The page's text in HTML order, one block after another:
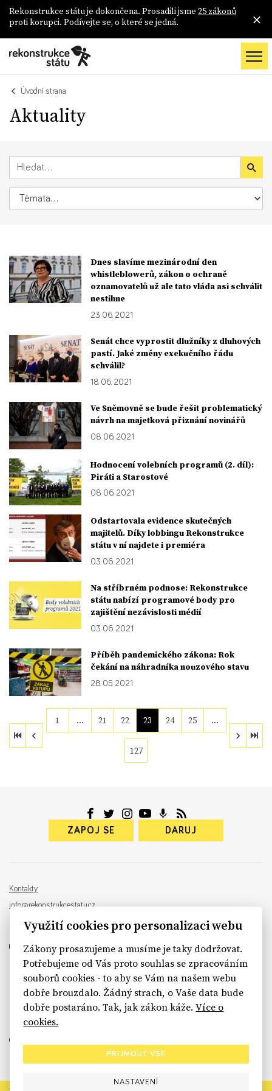
Rekonstrukce státu je dokončena. Prosadili jsme 25 zákonů
proti korupci. Podívejte se, o které se jedná.
Úvodní strana
Aktuality
Dnes slavíme mezinárodní den
whistleblowerů, zákon o ochraně
oznamovatelů už ale tato vláda asi schválit
nestihne
23. 06. 2021
Senát chce vyprostit dlužníky z dluhových
pastí. Jaké změny exekučního řádu
schválil?
18. 06. 2021
Ve Sněmovně se bude řešit problematický
návrh na majetková přiznání novinářů
08. 06. 2021
Hodnocení volebních programů (2. díl):
Piráti a Starostové
08. 06. 2021
Odstartovala evidence skutečných
majitelů. Díky lobbingu Rekonstrukce
státu v ní najdete i premiéra
03. 06. 2021
Na stříbrném podnose: Rekonstrukce
státu nabízí programové body pro
zajištění nezávislosti médií
03. 06. 2021
Příběh pandemického zákona: Rok
čekání na náhradníka nouzového stavu
28. 05. 2021
1 … 21 22 23 24 25 …
127
ZAPOJ SE DARUJ
Kontakty
info@rekonstrukcestatu.cz
Návrh a vývoj: Sinfin , ilustrace:
sinfin.digital
Využití cookies pro personalizaci webu
Zákony prosazujeme a musíme je taky dodržovat.
Potřebujeme od Vás proto souhlas se zpracováním
souborů cookies - to aby se Vám na našem webu
dobře brouzdalo. Žádný strach, o Vaše data bude
dobře postaráno. Tak, jak zákon káže.Více o
cookies.
PŘIJMOUT VŠE
NASTAVENÍ